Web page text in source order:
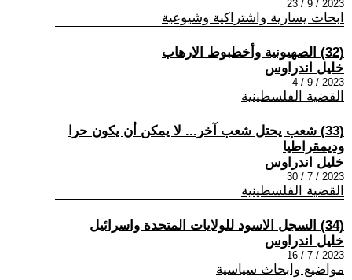
2023 / 9 / 23
ابحاث يسارية واشتراكية وشيوعية
(32) الصهيونية وأخطبوط الارهاب
خليل اندراوس
2023 / 9 / 4
القضية الفلسطينية
(33) شعب يحتل شعب آخر... لا يمكن أن يكون حرا
وديمقراطيا
خليل اندراوس
2023 / 7 / 30
القضية الفلسطينية
(34) السجل الاسود للولايات المتحدة واسرائيل
خليل اندراوس
2023 / 7 / 16
مواضيع وابحاث سياسية